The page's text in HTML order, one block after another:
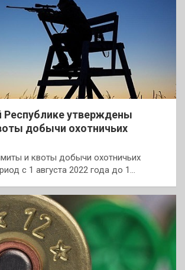
Республике утверждены
добычи охотничьих
и квоты добычи охотничьих
с 1 августа 2022 года до 1…